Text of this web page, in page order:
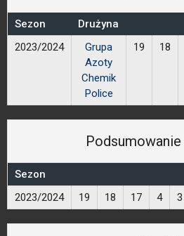
Sezon Drużyna
2023/2024
Grupa
Azoty
Chemik
Police
19 18
Sezon
2023/2024
19 18 17 4 3